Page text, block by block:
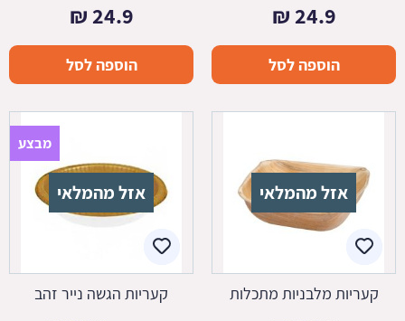
24.9
₪
הוספה לסל
24.9
₪
הוספה לסל
אזל מהמלאי
קעריות מלבניות מתכלות
אזל מהמלאי
מבצע
קעריות הגשה נייר זהב